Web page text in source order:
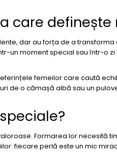
care
dar au forța de a
un moment special sau într-o
femeilor care caută
de o cămașă albă sau un
Formarea lor necesită
fiecare perlă este un mic